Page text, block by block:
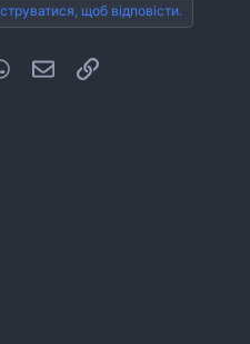
щоб відповісти.
WhatsApp
E-mailПосилання